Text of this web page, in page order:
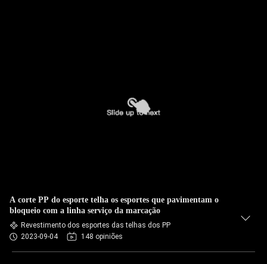
A corte PP do esporte telha os esportes que pavimentam o
bloqueio com a linha serviço da marcação
Revestimento dos esportes das telhas dos PP
2023-09-04
148 opiniões